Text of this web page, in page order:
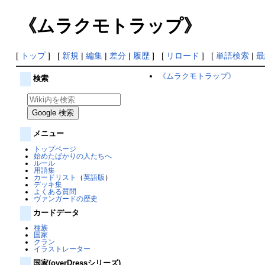
《ムラクモトラップ》
[ トップ] [ 新規 | 編集| 差分| 履歴] [ リロード ] [ 単語検索|
検索
メニュー
トップページ
始めたばかりの人たちへ
ルール
用語集
カードリスト
（英語版 ）
デッキ集
よくある質問
ヴァンガードの歴史
カードデータ
種族
国家
クラン
イラストレーター
国家(overDressシリーズ)
《ムラクモトラップ》